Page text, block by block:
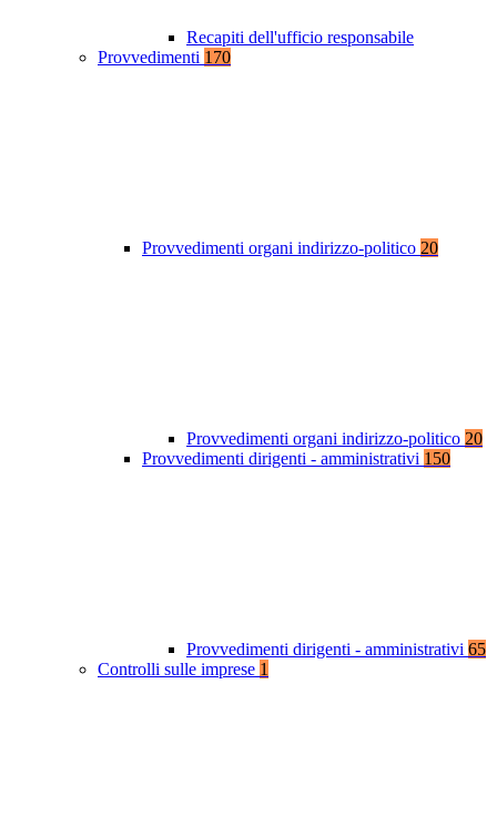
Recapiti dell'ufficio responsabile
Provvedimenti 170
Provvedimenti organi indirizzo-politico 20
Provvedimenti organi indirizzo-politico 20
Provvedimenti dirigenti - amministrativi 150
Provvedimenti dirigenti - amministrativi 65
Controlli sulle imprese 1